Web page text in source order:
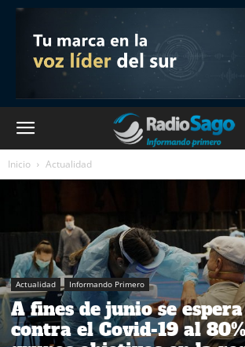
Inicio Actualidad
Actualidad Informando Primero
A fines de junio se
contra el Covid-19 al